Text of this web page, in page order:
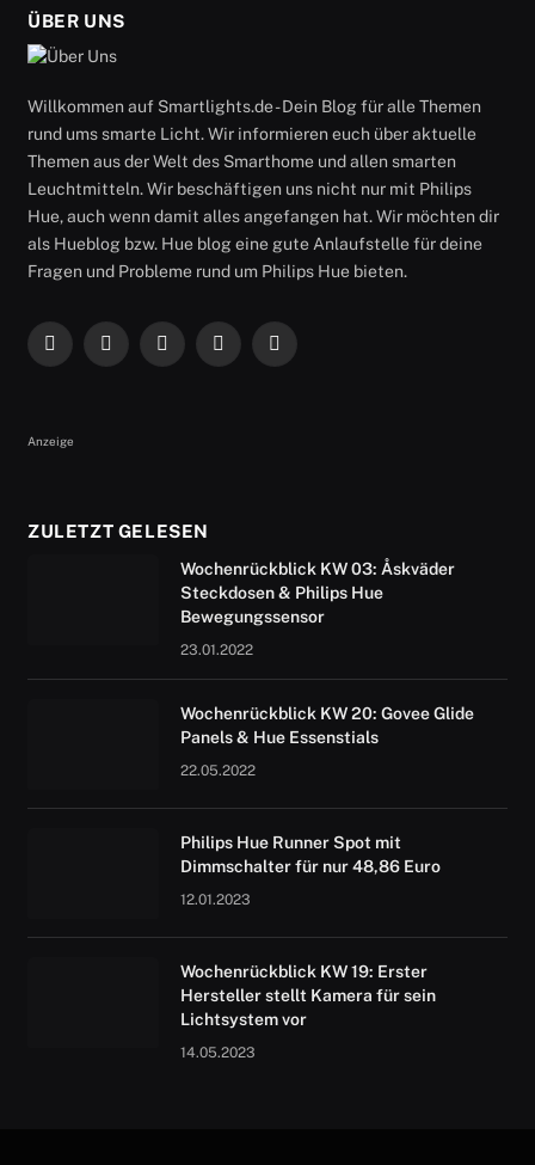
ÜBER UNS
Willkommen auf Smartlights.de - Dein Blog für alle Themen
rund ums smarte Licht. Wir informieren euch über aktuelle
Themen aus der Welt des Smarthome und allen smarten
Leuchtmitteln. Wir beschäftigen uns nicht nur mit Philips
Hue, auch wenn damit alles angefangen hat. Wir möchten dir
als Hueblog bzw. Hue blog eine gute Anlaufstelle für deine
Fragen und Probleme rund um Philips Hue bieten.
Facebook
X
Instagram
RSS YouTube
Anzeige
ZULETZT GELESEN
Wochenrückblick KW 03: Åskväder
Steckdosen & Philips Hue
Bewegungssensor
23.01.2022
Wochenrückblick KW 20: Govee Glide
Panels & Hue Essenstials
22.05.2022
Philips Hue Runner Spot mit
Dimmschalter für nur 48,86 Euro
12.01.2023
Wochenrückblick KW 19: Erster
Hersteller stellt Kamera für sein
Lichtsystem vor
14.05.2023